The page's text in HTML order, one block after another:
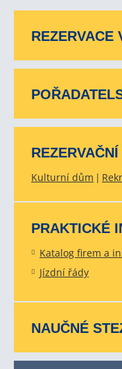
REZERVACE
Kulturní dům
PRAKTICKÉ
Katalog firem a
Jízdní řády
NAUČNÉ